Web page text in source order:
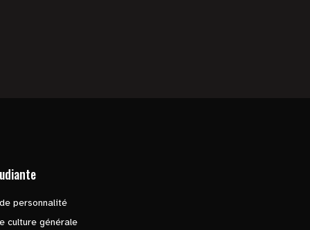
personnalité
culture générale